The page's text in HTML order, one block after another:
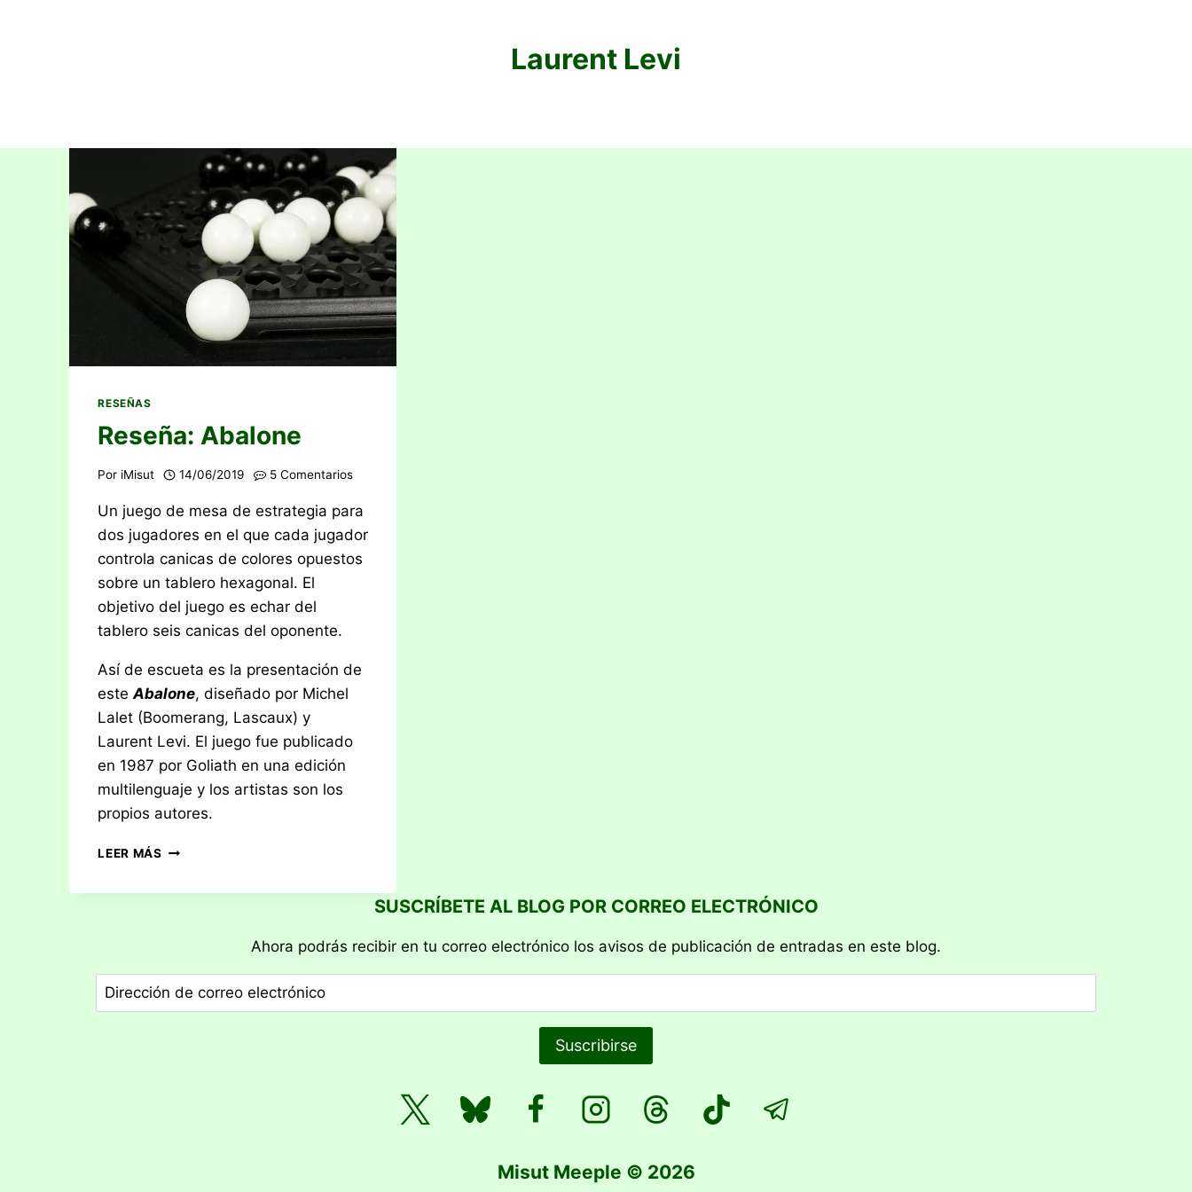
Laurent Levi
RESEÑAS
Reseña: Abalone
Por iMisut 14/06/2019 5 Comentarios
Un juego de mesa de estrategia para
dos jugadores en el que cada jugador
controla canicas de colores opuestos
sobre un tablero hexagonal. El
objetivo del juego es echar del
tablero seis canicas del oponente.
Así de escueta es la presentación de
esteAbalone, diseñado por Michel
Lalet (Boomerang, Lascaux) y
Laurent Levi. El juego fue publicado
en 1987 por Goliath en una edición
multilenguaje y los artistas son los
propios autores.
LEER MÁS RESEÑA:
SUSCRÍBETE AL BLOG POR CORREO ELECTRÓNICO
Ahora podrás recibir en tu correo electrónico los avisos de publicación de entradas en este blog.
Dirección
de
Suscribirse
Misut Meeple © 2026